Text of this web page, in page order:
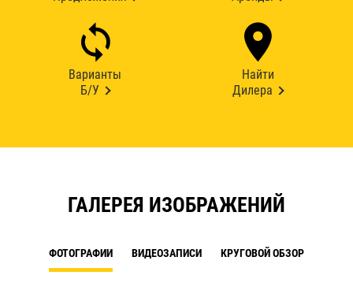
Варианты
Б/У
Найти
Дилера
ГАЛЕРЕЯ ИЗОБРАЖЕНИЙ
ФОТОГРАФИИ ВИДЕОЗАПИСИ КРУГОВОЙ ОБЗОР